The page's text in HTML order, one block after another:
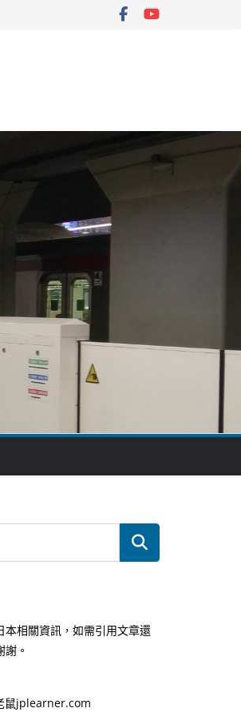
本相關資訊，如需引用文章還
。
鼠jplearner.com